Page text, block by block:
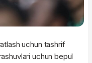
uchun tashrif
uchun bepul